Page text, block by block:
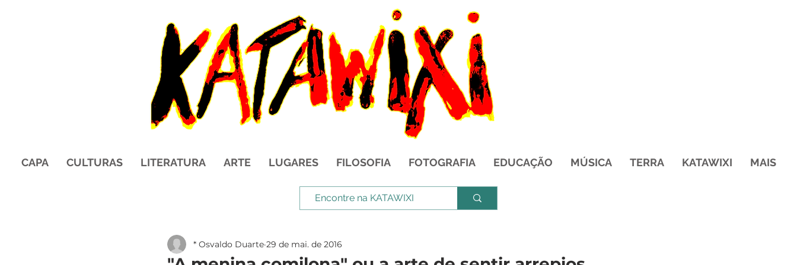
CAPA CULTURAS LITERATURA ARTE LUGARES FILOSOFIA FOTOGRAFIA EDUCAÇÃO MÚSICA TERRA KATAWIXI MAIS
* Osvaldo Duarte 29 de mai. de 2016